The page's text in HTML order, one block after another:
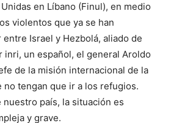
en Líbano (Finul), en medio
violentos que ya se han
Israel y Hezbolá, aliado de
inri, un español, el general Aroldo
de la misión internacional de la
no tengan que ir a los refugios.
país, la situación es
y grave.